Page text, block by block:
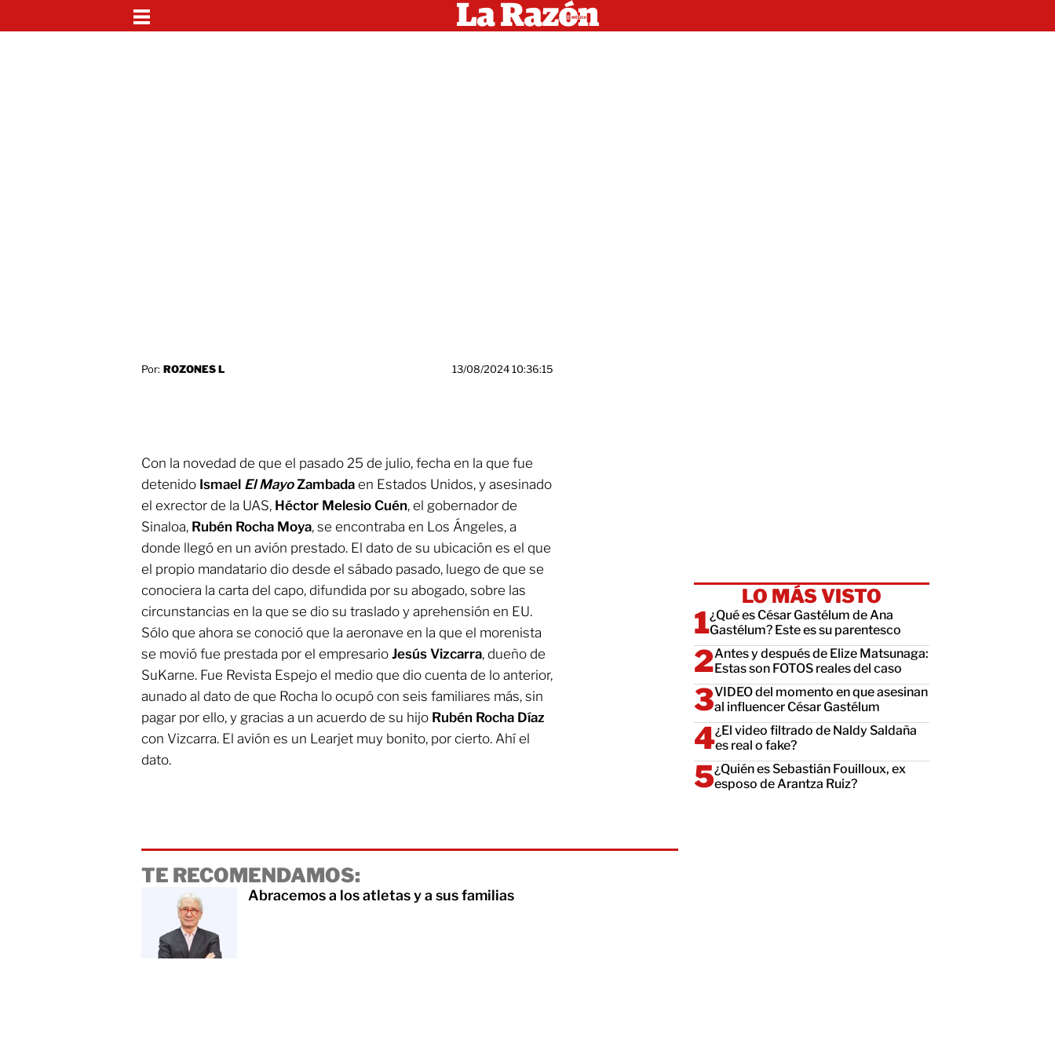
Por: ROZONES L 13/08/2024 10:36:15
Con la novedad de que el pasado 25 de julio, fecha en la que fue
detenido Ismael El MayoZambada en Estados Unidos, y asesinado
el exrector de la UAS, Héctor Melesio Cuén, el gobernador de
Sinaloa, Rubén Rocha Moya, se encontraba en Los Ángeles, a
donde llegó en un avión prestado. El dato de su ubicación es el que
el propio mandatario dio desde el sábado pasado, luego de que se
conociera la carta del capo, difundida por su abogado, sobre las
circunstancias en la que se dio su traslado y aprehensión en EU.
Sólo que ahora se conoció que la aeronave en la que el morenista
se movió fue prestada por el empresario Jesús Vizcarra, dueño de
SuKarne. Fue Revista Espejo el medio que dio cuenta de lo anterior,
aunado al dato de que Rocha lo ocupó con seis familiares más, sin
pagar por ello, y gracias a un acuerdo de su hijo Rubén Rocha Díaz
con Vizcarra. El avión es un Learjet muy bonito, por cierto. Ahí el
dato.
TE RECOMENDAMOS:
Abracemos a los atletas y a sus familias
LO MÁS VISTO
¿Qué es César Gastélum de Ana
Gastélum? Este es su parentesco
Antes y después de Elize Matsunaga:
Estas son FOTOS reales del caso
VIDEO del momento en que asesinan
al influencer César Gastélum
¿El video filtrado de Naldy Saldaña
es real o fake?
¿Quién es Sebastián Fouilloux, ex
esposo de Arantza Ruiz?